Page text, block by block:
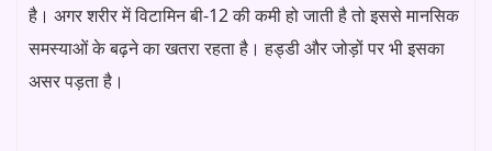
है। अगर शरीर में विटामिन बी-12 की कमी हो जाती है तो इससे मानसिक
समस्याओं के बढ़ने का खतरा रहता है। हड्डी और जोड़ों पर भी इसका
असर पड़ता है।